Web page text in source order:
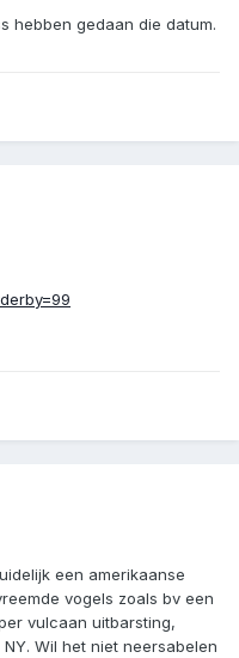
hebben gedaan die datum.
een amerikaanse
vogels zoals bv een
vulcaan uitbarsting,
Wil het niet neersabelen